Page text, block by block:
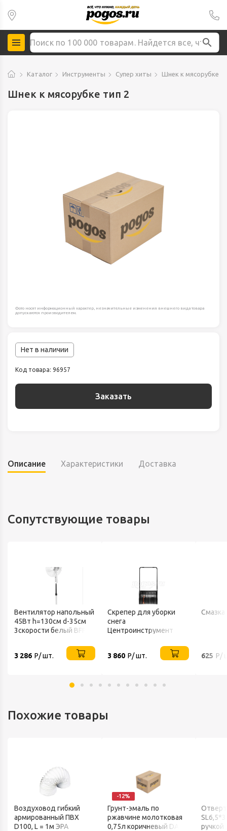
Каталог Инструменты Супер хиты Шнек к мясорубке
Шнек к мясорубке тип 2
Фото носят информационный характер, незначительные изменения внешнего вида товара
допускаются производителем.
Нет в наличии
Код товара: 96957
Заказать
Описание Характеристики Доставка
Сопутствующие товары
Вентилятор напольный
45Вт h=130см d-35см
3скорости белый BFF-
3 286 Р/ шт.
Скрепер для уборки
снега
Центроинструмент
3 860 Р/ шт. 625 Р/
Похожие товары
Воздуховод гибкий
армированный ПВХ
D100, L = 1м ЭРА
-12%
Грунт-эмаль по
ржавчине молотковая
0,75л коричневый DALI
ручкой